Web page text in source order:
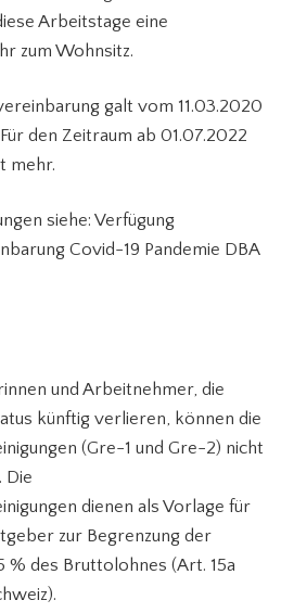
Arbeitstage eine
zum Wohnsitz.
galt vom 11.03.2020
den Zeitraum ab 01.07.2022
mehr.
siehe: Verfügung
Covid-19 Pandemie DBA
und Arbeitnehmer, die
künftig verlieren, können die
(Gre-1 und Gre-2) nicht
Die
dienen als Vorlage für
zur Begrenzung der
% des Bruttolohnes (Art. 15a